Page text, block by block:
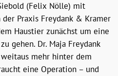
(Felix Nölle) mit
Praxis Freydank & Kramer
Haustier zunächst um eine
gehen. Dr. Maja Freydank
mehr hinter dem
eine Operation – und